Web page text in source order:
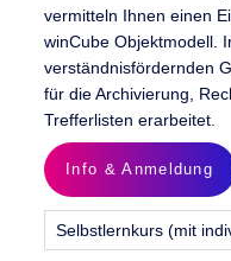
vermitteln Ihnen einen
winCube Objektmodell.
verständnisfördernden
für die Archivierung,
Trefferlisten erarbeitet.
Info & Anmeldung
Selbstlernkurs (mit